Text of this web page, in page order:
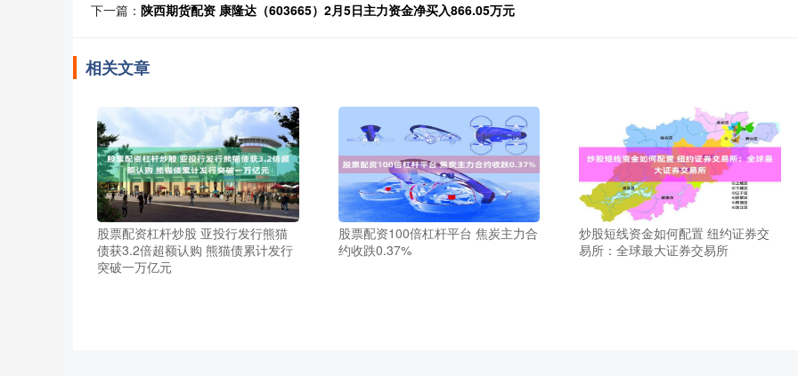
下一篇： 陕西期货配资 康隆达（603665）2月5日主力资金净买入866.05万元
相关文章
股票配资杠杆炒股 亚投行发行熊猫
债获3.2倍超额认购 熊猫债累计发行
突破一万亿元
股票配资100倍杠杆平台 焦炭主力合
约收跌0.37%
炒股短线资金如何配置 纽约证券交
易所：全球最大证券交易所